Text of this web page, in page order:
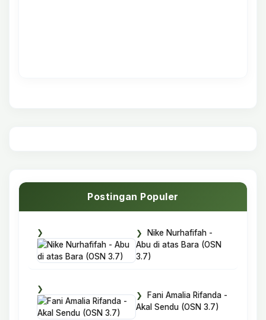
Postingan Populer
Nike Nurhafifah -
Abu di atas Bara (OSN
3.7)
Fani Amalia Rifanda -
Akal Sendu (OSN 3.7)